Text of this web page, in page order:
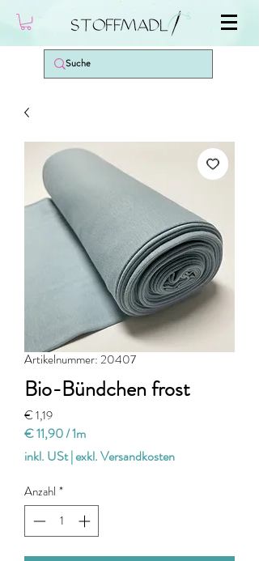
Artikelnummer: 20407
Bio-Bündchen frost
€ 1,19Preis
€ 11,90/1m
€ 11,90
pro
1
Meter
inkl. USt|exkl. Versandkosten
Anzahl *